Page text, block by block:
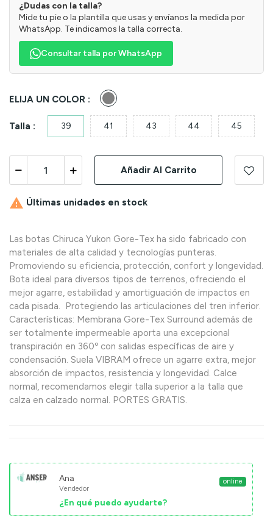
¿Dudas con la talla?
Mide tu pie o la plantilla que usas y envíanos la medida por
WhatsApp. Te indicamos la talla correcta.
Consultar talla por WhatsApp
ELIJA UN COLOR : Gris
Talla : 39 41 43 44 45
Añadir Al Carrito
 Últimas unidades en stock
Las botas Chiruca Yukon Gore-Tex ha sido fabricado con
materiales de alta calidad y tecnologías punteras.
Promoviendo su eficiencia, protección, confort y longevidad.
Bota ideal para diversos tipos de terrenos, ofreciendo el
mejor agarre, estabilidad y amortiguación de impactos en
cada pisada. Protegiendo las articulaciones del tren inferior.
Características: Membrana Gore-Tex Surround además de
ser totalmente impermeable aporta una excepcional
transpiración en 360º con salidas específicas de aire y
condensación. Suela VIBRAM ofrece un agarre extra, mejor
absorción de impactos, resistencia y longevidad. Calce
normal, recomendamos elegir talla superior a la talla que
calza en calzado normal. PORTES GRATIS.
Ana
Vendedor
¿En qué puedo ayudarte?
online